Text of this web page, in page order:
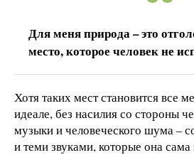
Для меня природа – это
место, которое человек не
Хотя таких мест становится все
идеале, без насилия со стороны
музыки и человеческого шума –
и теми звуками, которые она сама